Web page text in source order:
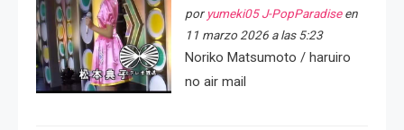
por yumeki05 J-PopParadiseen
11 marzo 2026 a las 5:23
Noriko Matsumoto / haruiro
no air mail